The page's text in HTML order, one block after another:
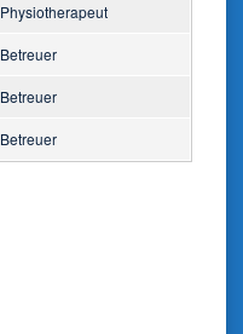
Physiotherapeut
Betreuer
Betreuer
Betreuer